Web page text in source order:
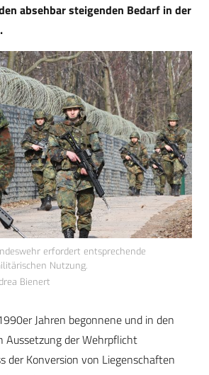
absehbar steigenden Bedarf in der
erfordert entsprechende
Nutzung.
Bienert
Jahren begonnene und in den
Aussetzung der Wehrpflicht
der Konversion von Liegenschaften